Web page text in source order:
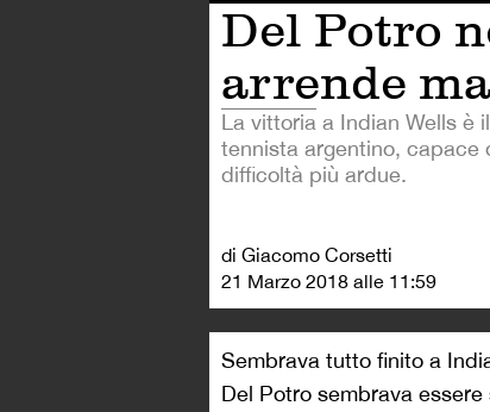
Del Potro
arrende
La vittoria a Indian Wells è
tennista argentino, capace
difficoltà più ardue.
di Giacomo Corsetti
21 Marzo 2018 alle 11:59
Sembrava tutto finito a
Del Potro sembrava